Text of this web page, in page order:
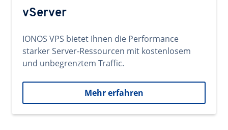
vServer
IONOS VPS bietet Ihnen die Performance
starker Server-Ressourcen mit kostenlosem
und unbegrenztem Traffic.
Mehr erfahren